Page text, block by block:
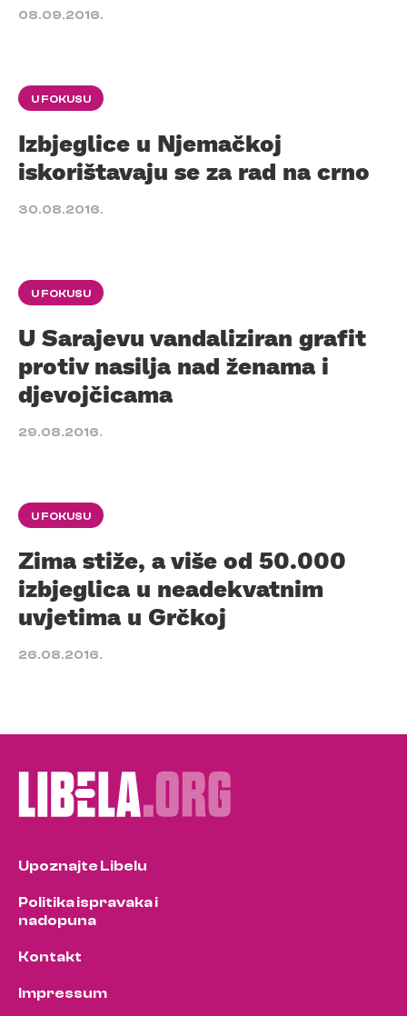
08.09.2016.
U FOKUSU
Izbjeglice u Njemačkoj
iskorištavaju se za rad na crno
30.08.2016.
U FOKUSU
U Sarajevu vandaliziran grafit
protiv nasilja nad ženama i
djevojčicama
29.08.2016.
U FOKUSU
Zima stiže, a više od 50.000
izbjeglica u neadekvatnim
uvjetima u Grčkoj
26.08.2016.
Upoznajte Libelu
Politika ispravaka i
nadopuna
Kontakt
Impressum